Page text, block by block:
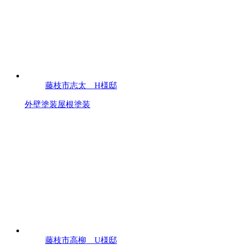
藤枝市志太 H様邸
外壁塗装屋根塗装
藤枝市高柳 U様邸